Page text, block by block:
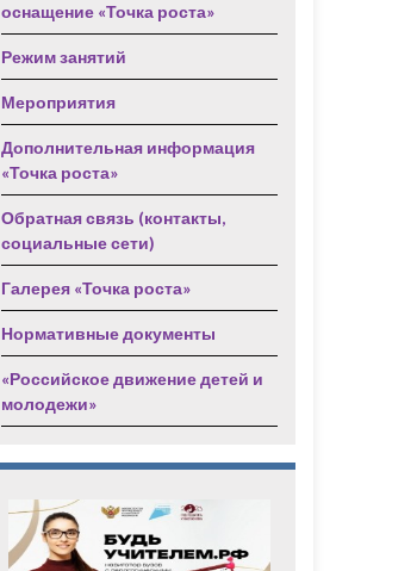
оснащение «Точка роста»
Режим занятий
Мероприятия
Дополнительная информация
«Точка роста»
Обратная связь (контакты,
социальные сети)
Галерея «Точка роста»
Нормативные документы
«Российское движение детей и
молодежи»